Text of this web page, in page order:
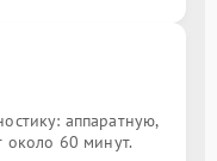
аппаратную,
около 60 минут.